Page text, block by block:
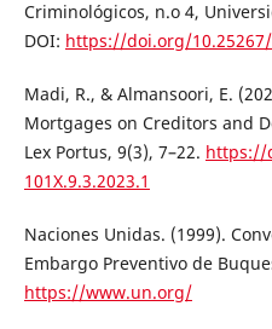
Criminológicos, n.o 4,
DOI: https://doi.org/10.25267/
Madi, R., & Almansoori, E.
Mortgages on Creditors and
Lex Portus, 9(3), 7–22. https://
101X.9.3.2023.1
Naciones Unidas. (1999).
Embargo Preventivo de
https://www.un.org/